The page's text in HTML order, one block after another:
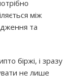
між
та
біржі, і зразу
не лише